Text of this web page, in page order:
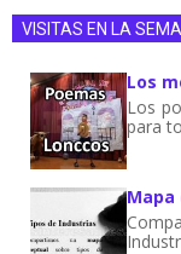
VISITAS EN LA
Los
Los
para